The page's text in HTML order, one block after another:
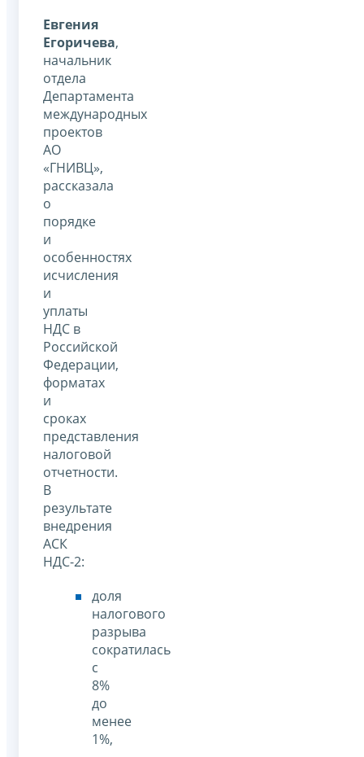
Евгения
Егоричева,
начальник
отдела
Департамента
международных
проектов
АО
«ГНИВЦ»,
рассказала
о
порядке
и
особенностях
исчисления
и
уплаты
НДС в
Российской
Федерации,
форматах
и
сроках
представления
налоговой
отчетности.
В
результате
внедрения
АСК
НДС-2:
доля
налогового
разрыва
сократилась
с
8%
до
менее
1%,